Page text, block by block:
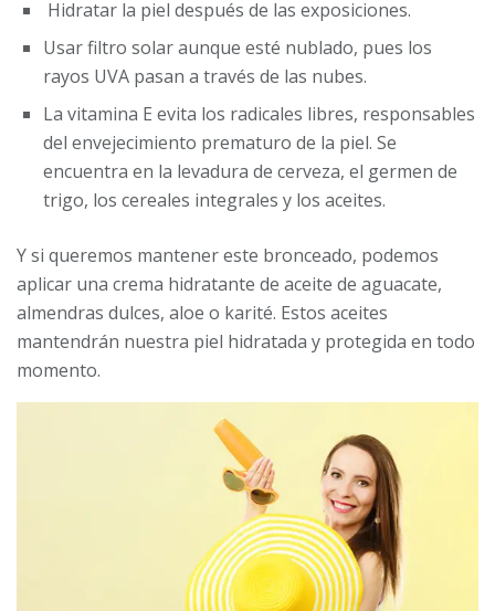
Hidratar la piel después de las exposiciones.
Usar filtro solar aunque esté nublado, pues los
rayos UVA pasan a través de las nubes.
La vitamina E evita los radicales libres, responsables
del envejecimiento prematuro de la piel. Se
encuentra en la levadura de cerveza, el germen de
trigo, los cereales integrales y los aceites.
Y si queremos mantener este bronceado, podemos
aplicar una crema hidratante de aceite de aguacate,
almendras dulces, aloe o karité. Estos aceites
mantendrán nuestra piel hidratada y protegida en todo
momento.